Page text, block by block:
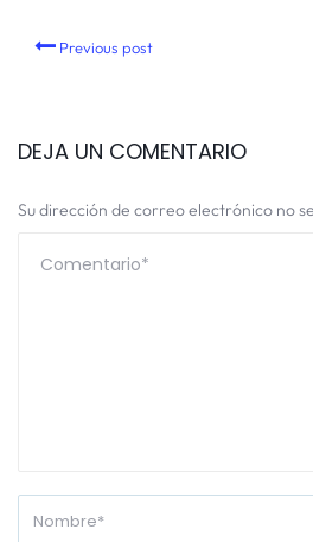
Previous post
DEJA UN COMENTARIO
Su dirección de correo electrónico no